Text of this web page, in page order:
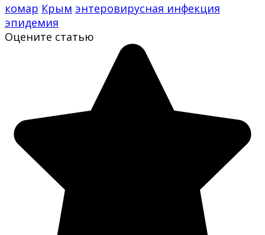
комар Крым энтеровирусная инфекция
эпидемия
Оцените статью